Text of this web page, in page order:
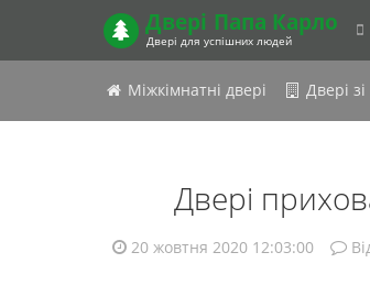
Двері Папа Карло
Двері для успішних людей
Міжкімнатні двері Двері
Двері
20 жовтня 2020 12:03:00